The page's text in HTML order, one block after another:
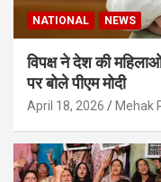
NATIONAL NEWS
विपक्ष ने देश की
पर बोले पीएम मोदी
April 18, 2026 Mehak